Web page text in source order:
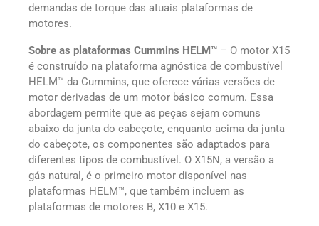
demandas de torque das atuais plataformas de
motores.
Sobre as plataformas Cummins HELM™ – O motor X15
é construído na plataforma agnóstica de combustível
HELM™ da Cummins, que oferece várias versões de
motor derivadas de um motor básico comum. Essa
abordagem permite que as peças sejam comuns
abaixo da junta do cabeçote, enquanto acima da junta
do cabeçote, os componentes são adaptados para
diferentes tipos de combustível. O X15N, a versão a
gás natural, é o primeiro motor disponível nas
plataformas HELM™, que também incluem as
plataformas de motores B, X10 e X15.